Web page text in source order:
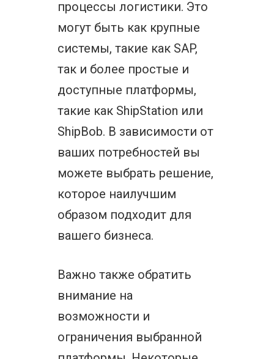
процессы логистики. Это
могут быть как крупные
системы, такие как SAP,
так и более простые и
доступные платформы,
такие как ShipStation или
ShipBob. В зависимости от
ваших потребностей вы
можете выбрать решение,
которое наилучшим
образом подходит для
вашего бизнеса.
Важно также обратить
внимание на
возможности и
ограничения выбранной